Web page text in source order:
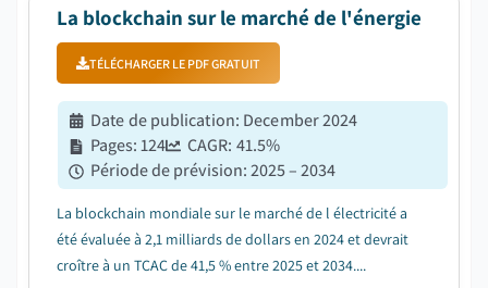
selon le dernier rapport publié pa...
La blockchain sur le marché de l'énergie
TÉLÉCHARGER LE PDF GRATUIT
Date de publication: December 2024
Pages:124 CAGR: 41.5%
Période de prévision:2025 – 2034
La blockchain mondiale sur le marché de l électricité a
été évaluée à 2,1 milliards de dollars en 2024 et devrait
croître à un TCAC de 41,5 % entre 2025 et 2034....